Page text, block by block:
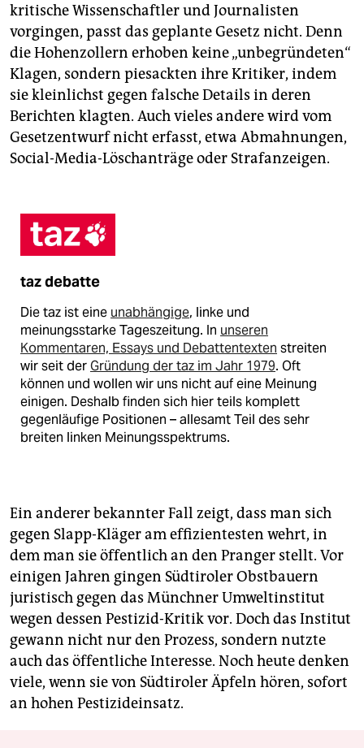
kritische Wissenschaftler und Journalisten
vorgingen, passt das geplante Gesetz nicht. Denn
die Hohenzollern erhoben keine „unbegründeten“
Klagen, sondern piesackten ihre Kritiker, indem
sie kleinlichst gegen falsche Details in deren
Berichten klagten. Auch vieles andere wird vom
Gesetzentwurf nicht erfasst, etwa Abmahnungen,
Social-Media-Löschanträge oder Strafanzeigen.
taz debatte
Die taz ist eine unabhängige, linke und
meinungsstarke Tageszeitung. In unseren
Kommentaren, Essays und Debattentexten streiten
wir seit derGründung der taz im Jahr 1979. Oft
können und wollen wir uns nicht auf eine Meinung
einigen. Deshalb finden sich hier teils komplett
gegenläufige Positionen – allesamt Teil des sehr
breiten linken Meinungsspektrums.
Ein anderer bekannter Fall zeigt, dass man sich
gegen Slapp-Kläger am effizientesten wehrt, in
dem man sie öffentlich an den Pranger stellt. Vor
einigen Jahren gingen Südtiroler Obstbauern
juristisch gegen das Münchner Umweltinstitut
wegen dessen Pestizid-Kritik vor. Doch das Institut
gewann nicht nur den Prozess, sondern nutzte
auch das öffentliche Interesse. Noch heute denken
viele, wenn sie von Südtiroler Äpfeln hören, sofort
an hohen Pestizideinsatz.